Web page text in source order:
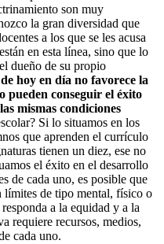
son muy
la gran diversidad que
a los que se les acusa
en esta línea, sino que lo
dueño de su propio
hoy en día no favorece la
pueden conseguir el éxito
mismas condiciones
Si lo situamos en los
que aprenden el currículo
tienen un diez, ese no
el éxito en el desarrollo
de cada uno, es posible que
límites de tipo mental, físico o
a la equidad y a la
requiere recursos, medios,
cada uno.